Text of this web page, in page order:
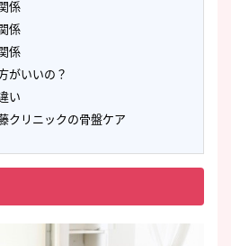
係
係
係
がいいの？
い
リニックの骨盤ケア